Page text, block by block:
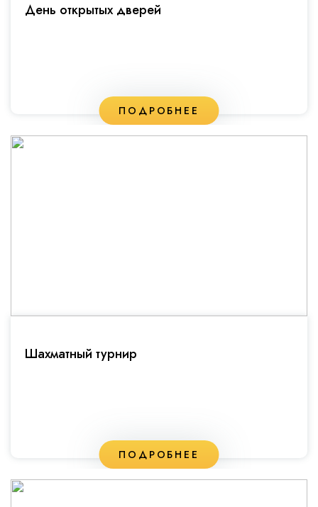
День открытых дверей
ПОДРОБНЕЕ
Шахматный турнир
ПОДРОБНЕЕ